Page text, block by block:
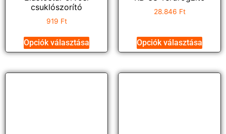
csuklószorító
919 Ft
Opciók választása
28.846 Ft
Opciók választása